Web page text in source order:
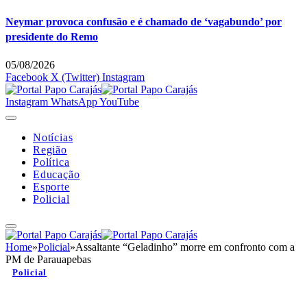
Neymar provoca confusão e é chamado de ‘vagabundo’ por
presidente do Remo
05/08/2026
Facebook X (Twitter) Instagram
Instagram WhatsAppYouTube
Notícias
Região
Política
Educação
Esporte
Policial
Home»Policial»Assaltante “Geladinho” morre em confronto com a
PM de Parauapebas
Policial